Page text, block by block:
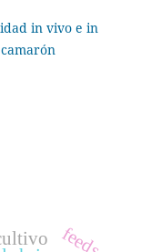
in vivo e in
feeds